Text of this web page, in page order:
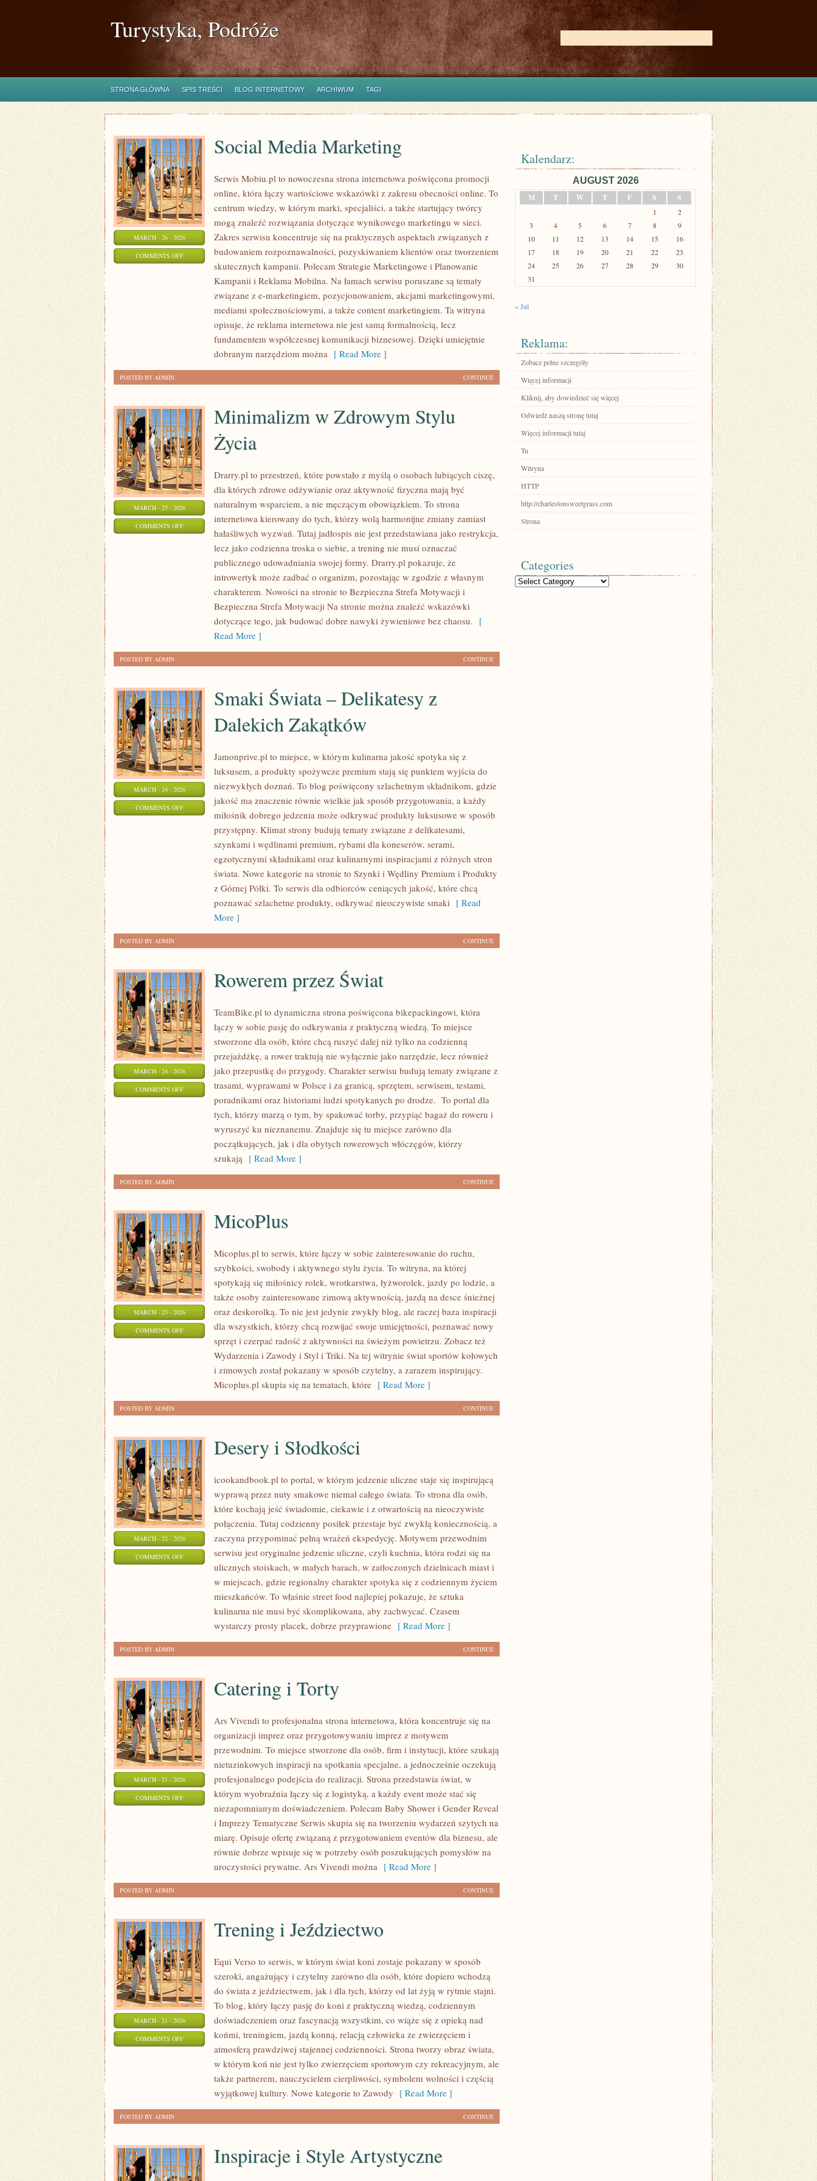
Turystyka, Podróże
STRONA GŁÓWNA SPIS TREŚCI BLOG INTERNETOWY ARCHIWUM TAGI
MARCH - 26 - 2026
COMMENTS OFFON
MARKETING
Social Media Marketing
Serwis Mobiu.pl to nowoczesna strona internetowa poświęcona promocji
online, która łączy wartościowe wskazówki z zakresu obecności online. To
centrum wiedzy, w którym marki, specjaliści, a także startujący twórcy
mogą znaleźć rozwiązania dotyczące wynikowego marketingu w sieci.
Zakres serwisu koncentruje się na praktycznych aspektach związanych z
budowaniem rozpoznawalności, pozyskiwaniem klientów oraz tworzeniem
skutecznych kampanii. Polecam Strategie Marketingowe i Planowanie
Kampanii i Reklama Mobilna. Na łamach serwisu poruszane są tematy
związane z e-marketingiem, pozycjonowaniem, akcjami marketingowymi,
mediami społecznościowymi, a także content marketingiem. Ta witryna
opisuje, że reklama internetowa nie jest samą formalnością, lecz
fundamentem współczesnej komunikacji biznesowej. Dzięki umiejętnie
dobranym narzędziom można [ Read More ]
CONTINUE
POSTED BY ADMIN
MARCH - 25 - 2026
COMMENTS OFFON
Minimalizm w Zdrowym Stylu
Życia
Drarry.pl to przestrzeń, które powstało z myślą o osobach lubiących ciszę,
dla których zdrowe odżywianie oraz aktywność fizyczna mają być
naturalnym wsparciem, a nie męczącym obowiązkiem. To strona
internetowa kierowany do tych, którzy wolą harmonijne zmiany zamiast
hałaśliwych wyzwań. Tutaj jadłospis nie jest przedstawiana jako restrykcja,
lecz jako codzienna troska o siebie, a trening nie musi oznaczać
publicznego udowadniania swojej formy. Drarry.pl pokazuje, że
introwertyk może zadbać o organizm, pozostając w zgodzie z własnym
charakterem. Nowości na stronie to Bezpieczna Strefa Motywacji i
Bezpieczna Strefa Motywacji Na stronie można znaleźć wskazówki
dotyczące tego, jak budować dobre nawyki żywieniowe bez chaosu. [
Read More ]
CONTINUE
POSTED BY ADMIN
MARCH - 24 - 2026
COMMENTS OFFON
ZAKĄTKÓW
Smaki Świata – Delikatesy z
Dalekich Zakątków
Jamonprive.pl to miejsce, w którym kulinarna jakość spotyka się z
luksusem, a produkty spożywcze premium stają się punktem wyjścia do
niezwykłych doznań. To blog poświęcony szlachetnym składnikom, gdzie
jakość ma znaczenie równie wielkie jak sposób przygotowania, a każdy
miłośnik dobrego jedzenia może odkrywać produkty luksusowe w sposób
przystępny. Klimat strony budują tematy związane z delikatesami,
szynkami i wędlinami premium, rybami dla koneserów, serami,
egzotycznymi składnikami oraz kulinarnymi inspiracjami z różnych stron
świata. Nowe kategorie na stronie to Szynki i Wędliny Premium i Produkty
z Górnej Półki. To serwis dla odbiorców ceniących jakość, które chcą
poznawać szlachetne produkty, odkrywać nieoczywiste smaki [ Read
More ]
CONTINUE
POSTED BY ADMIN
MARCH - 24 - 2026
COMMENTS OFFON
Rowerem przez Świat
TeamBike.pl to dynamiczna strona poświęcona bikepackingowi, która
łączy w sobie pasję do odkrywania z praktyczną wiedzą. To miejsce
stworzone dla osób, które chcą ruszyć dalej niż tylko na codzienną
przejażdżkę, a rower traktują nie wyłącznie jako narzędzie, lecz również
jako przepustkę do przygody. Charakter serwisu budują tematy związane z
trasami, wyprawami w Polsce i za granicą, sprzętem, serwisem, testami,
poradnikami oraz historiami ludzi spotykanych po drodze. To portal dla
tych, którzy marzą o tym, by spakować torby, przypiąć bagaż do roweru i
wyruszyć ku nieznanemu. Znajduje się tu miejsce zarówno dla
początkujących, jak i dla obytych rowerowych włóczęgów, którzy
szukają [ Read More ]
CONTINUE
POSTED BY ADMIN
MARCH - 23 - 2026
COMMENTS OFFON
MicoPlus
Micoplus.pl to serwis, które łączy w sobie zainteresowanie do ruchu,
szybkości, swobody i aktywnego stylu życia. To witryna, na której
spotykają się miłośnicy rolek, wrotkarstwa, łyżworolek, jazdy po lodzie, a
także osoby zainteresowane zimową aktywnością, jazdą na desce śnieżnej
oraz deskorolką. To nie jest jedynie zwykły blog, ale raczej baza inspiracji
dla wszystkich, którzy chcą rozwijać swoje umiejętności, poznawać nowy
sprzęt i czerpać radość z aktywności na świeżym powietrzu. Zobacz też
Wydarzenia i Zawody i Styl i Triki. Na tej witrynie świat sportów kołowych
i zimowych został pokazany w sposób czytelny, a zarazem inspirujący.
Micoplus.pl skupia się na tematach, które [ Read More ]
CONTINUE
POSTED BY ADMIN
MARCH - 22 - 2026
COMMENTS OFFON
SŁODKOŚCI
Desery i Słodkości
icookandbook.pl to portal, w którym jedzenie uliczne staje się inspirującą
wyprawą przez nuty smakowe niemal całego świata. To strona dla osób,
które kochają jeść świadomie, ciekawie i z otwartością na nieoczywiste
połączenia. Tutaj codzienny posiłek przestaje być zwykłą koniecznością, a
zaczyna przypominać pełną wrażeń ekspedycję. Motywem przewodnim
serwisu jest oryginalne jedzenie uliczne, czyli kuchnia, która rodzi się na
ulicznych stoiskach, w małych barach, w zatłoczonych dzielnicach miast i
w miejscach, gdzie regionalny charakter spotyka się z codziennym życiem
mieszkańców. To właśnie street food najlepiej pokazuje, że sztuka
kulinarna nie musi być skomplikowana, aby zachwycać. Czasem
wystarczy prosty placek, dobrze przyprawione [ Read More ]
CONTINUE
POSTED BY ADMIN
MARCH - 21 - 2026
COMMENTS OFFON
Catering i Torty
Ars Vivendi to profesjonalna strona internetowa, która koncentruje się na
organizacji imprez oraz przygotowywaniu imprez z motywem
przewodnim. To miejsce stworzone dla osób, firm i instytucji, które szukają
nietuzinkowych inspiracji na spotkania specjalne, a jednocześnie oczekują
profesjonalnego podejścia do realizacji. Strona przedstawia świat, w
którym wyobraźnia łączy się z logistyką, a każdy event może stać się
niezapomnianym doświadczeniem. Polecam Baby Shower i Gender Reveal
i Imprezy Tematyczne Serwis skupia się na tworzeniu wydarzeń szytych na
miarę. Opisuje ofertę związaną z przygotowaniem eventów dla biznesu, ale
równie dobrze wpisuje się w potrzeby osób poszukujących pomysłów na
uroczystości prywatne. Ars Vivendi można [ Read More ]
CONTINUE
POSTED BY ADMIN
MARCH - 21 - 2026
COMMENTS OFFON
JEŹDZIECTWO
Trening i Jeździectwo
Equi Verso to serwis, w którym świat koni zostaje pokazany w sposób
szeroki, angażujący i czytelny zarówno dla osób, które dopiero wchodzą
do świata z jeździectwem, jak i dla tych, którzy od lat żyją w rytmie stajni.
To blog, który łączy pasję do koni z praktyczną wiedzą, codziennym
doświadczeniem oraz fascynacją wszystkim, co wiąże się z opieką nad
końmi, treningiem, jazdą konną, relacją człowieka ze zwierzęciem i
atmosferą prawdziwej stajennej codzienności. Strona tworzy obraz świata,
w którym koń nie jest tylko zwierzęciem sportowym czy rekreacyjnym, ale
także partnerem, nauczycielem cierpliwości, symbolem wolności i częścią
wyjątkowej kultury. Nowe kategorie to Zawody [ Read More ]
CONTINUE
POSTED BY ADMIN
Inspiracje i Style Artystyczne
Kalendarz:
AUGUST 2026
M
T W T F S S
1
2
3
4 5 6 7 8
9
10
11 12 13 14 15
16
17
18 19 20 21 22
23
24
25 26 27 28 29
30
31
« Jul
Reklama:
Zobacz pełne szczegóły
Więcej informacji
Kliknij, aby dowiedzieć się więcej
Odwiedź naszą stronę tutaj
Więcej informacji tutaj
Tu
Witryna
HTTP
http://charlestonsweetgrass.com
Strona
Categories
Categories